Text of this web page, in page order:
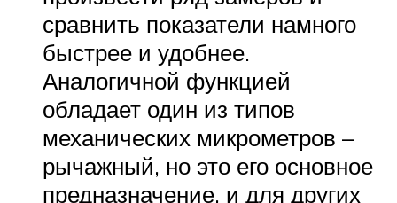
сравнить показатели намного
быстрее и удобнее.
Аналогичной функцией
обладает один из типов
механических микрометров –
рычажный, но это его основное
предназначение, и для других